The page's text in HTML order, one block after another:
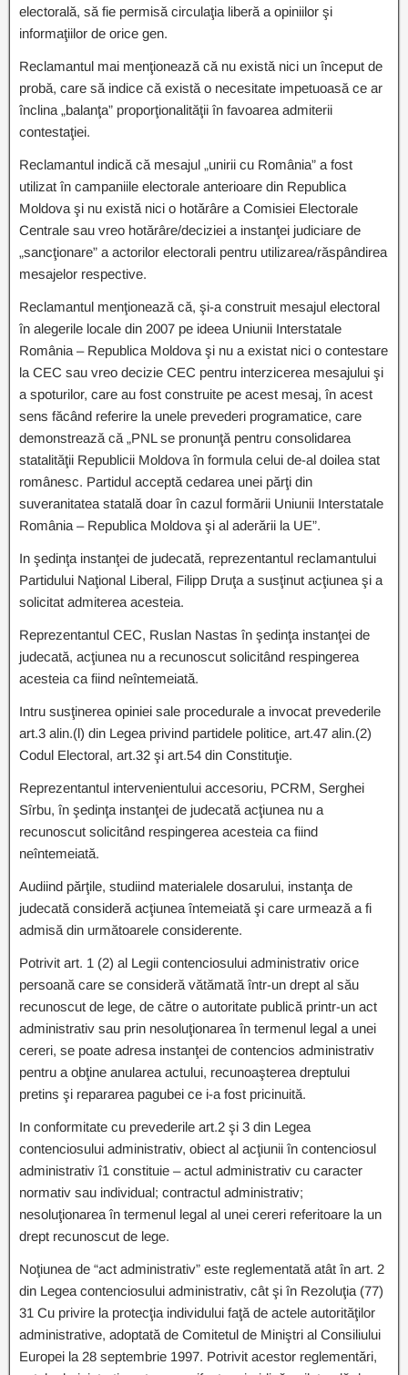
electorală, să fie permisă circulaţia liberă a opiniilor şi
informaţiilor de orice gen.
Reclamantul mai menţionează că nu există nici un început de
probă, care să indice că există o necesitate impetuoasă ce ar
înclina „balanţa” proporţionalităţii în favoarea admiterii
contestaţiei.
Reclamantul indică că mesajul „unirii cu România” a fost
utilizat în campaniile electorale anterioare din Republica
Moldova şi nu există nici o hotărâre a Comisiei Electorale
Centrale sau vreo hotărâre/deciziei a instanţei judiciare de
„sancţionare” a actorilor electorali pentru utilizarea/răspândirea
mesajelor respective.
Reclamantul menţionează că, şi-a construit mesajul electoral
în alegerile locale din 2007 pe ideea Uniunii Interstatale
România – Republica Moldova şi nu a existat nici o contestare
la CEC sau vreo decizie CEC pentru interzicerea mesajului şi
a spoturilor, care au fost construite pe acest mesaj, în acest
sens făcând referire la unele prevederi programatice, care
demonstrează că „PNL se pronunţă pentru consolidarea
statalităţii Republicii Moldova în formula celui de-al doilea stat
românesc. Partidul acceptă cedarea unei părţi din
suveranitatea statală doar în cazul formării Uniunii Interstatale
România – Republica Moldova şi al aderării la UE”.
In şedinţa instanţei de judecată, reprezentantul reclamantului
Partidului Naţional Liberal, Filipp Druţa a susţinut acţiunea şi a
solicitat admiterea acesteia.
Reprezentantul CEC, Ruslan Nastas în şedinţa instanţei de
judecată, acţiunea nu a recunoscut solicitând respingerea
acesteia ca fiind neîntemeiată.
Intru susţinerea opiniei sale procedurale a invocat prevederile
art.3 alin.(l) din Legea privind partidele politice, art.47 alin.(2)
Codul Electoral, art.32 şi art.54 din Constituţie.
Reprezentantul intervenientului accesoriu, PCRM, Serghei
Sîrbu, în şedinţa instanţei de judecată acţiunea nu a
recunoscut solicitând respingerea acesteia ca fiind
neîntemeiată.
Audiind părţile, studiind materialele dosarului, instanţa de
judecată consideră acţiunea întemeiată şi care urmează a fi
admisă din următoarele considerente.
Potrivit art. 1 (2) al Legii contenciosului administrativ orice
persoană care se consideră vătămată într-un drept al său
recunoscut de lege, de către o autoritate publică printr-un act
administrativ sau prin nesoluţionarea în termenul legal a unei
cereri, se poate adresa instanţei de contencios administrativ
pentru a obţine anularea actului, recunoaşterea dreptului
pretins şi repararea pagubei ce i-a fost pricinuită.
In conformitate cu prevederile art.2 şi 3 din Legea
contenciosului administrativ, obiect al acţiunii în contenciosul
administrativ î1 constituie – actul administrativ cu caracter
normativ sau individual; contractul administrativ;
nesoluţionarea în termenul legal al unei cereri referitoare la un
drept recunoscut de lege.
Noţiunea de “act administrativ” este reglementată atât în art. 2
din Legea contenciosului administrativ, cât şi în Rezoluţia (77)
31 Cu privire la protecţia individului faţă de actele autorităţilor
administrative, adoptată de Comitetul de Miniştri al Consiliului
Europei la 28 septembrie 1997. Potrivit acestor reglementări,